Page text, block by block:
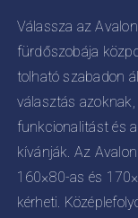
Válassza az
fürdőszobája
tolható szabadon
választás
funkcionalitást és
kívánják. Az
160×80-as és
kérheti.